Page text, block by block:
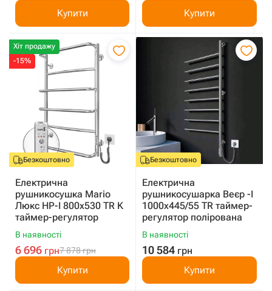
Купити
Купити
Безкоштовно
Хіт продажу
-15%
Електрична
рушникосушка Mario
Люкс HP-I 800x530 TR K
таймер-регулятор
В наявності
7 878грн
6 696 грн
Купити
Безкоштовно
Електрична
рушникосушарка Веєр -I
1000х445/55 TR таймер-
регулятор полірована
В наявності
10 584 грн
Купити